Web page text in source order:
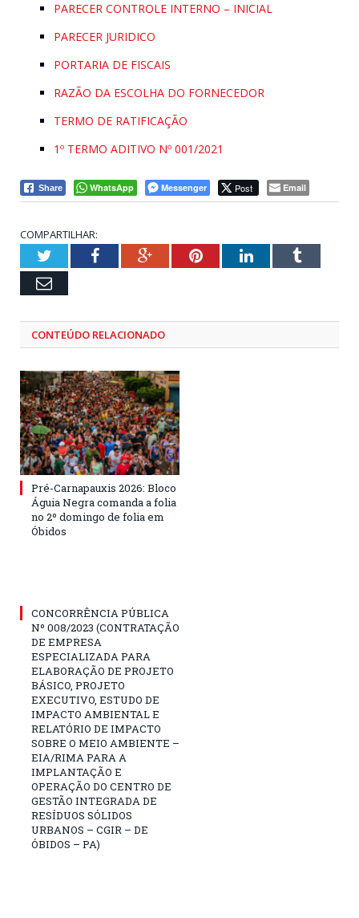
PARECER CONTROLE INTERNO – INICIAL
PARECER JURIDICO
PORTARIA DE FISCAIS
RAZÃO DA ESCOLHA DO FORNECEDOR
TERMO DE RATIFICAÇÃO
1º TERMO ADITIVO Nº 001/2021
Share WhatsApp Messenger Post Email
COMPARTILHAR:
TwitterFacebookGoogle+PinterestLinkedInTumblr
Email
CONTEÚDO RELACIONADO
Pré-Carnapauxis 2026: Bloco
Águia Negra comanda a folia
no 2º domingo de folia em
Óbidos
CONCORRÊNCIA PÚBLICA
Nº 008/2023 (CONTRATAÇÃO
DE EMPRESA
ESPECIALIZADA PARA
ELABORAÇÃO DE PROJETO
BÁSICO, PROJETO
EXECUTIVO, ESTUDO DE
IMPACTO AMBIENTAL E
RELATÓRIO DE IMPACTO
SOBRE O MEIO AMBIENTE –
EIA/RIMA PARA A
IMPLANTAÇÃO E
OPERAÇÃO DO CENTRO DE
GESTÃO INTEGRADA DE
RESÍDUOS SÓLIDOS
URBANOS – CGIR – DE
ÓBIDOS – PA)